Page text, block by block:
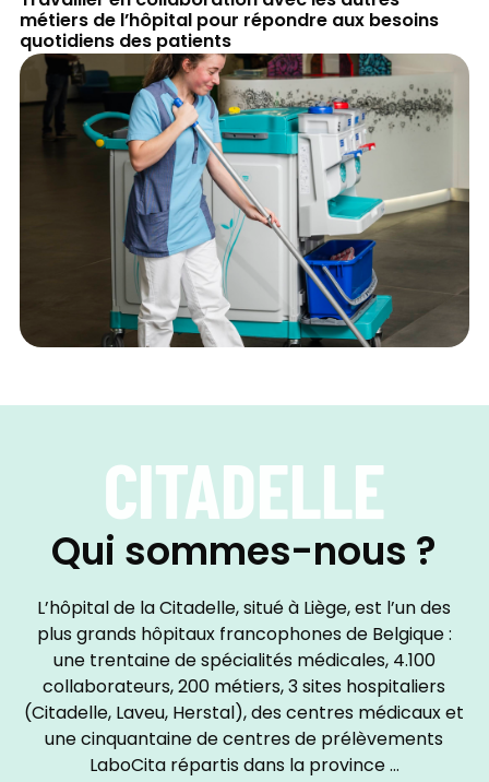
métiers de l’hôpital pour répondre aux besoins
quotidiens des patients
CITADELLE
Qui sommes-nous ?
L’hôpital de la Citadelle, situé à Liège, est l’un des
plus grands hôpitaux francophones de Belgique :
une trentaine de spécialités médicales, 4.100
collaborateurs, 200 métiers, 3 sites hospitaliers
(Citadelle, Laveu, Herstal), des centres médicaux et
une cinquantaine de centres de prélèvements
LaboCita répartis dans la province …